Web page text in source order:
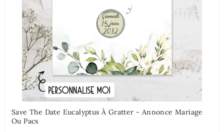
Save The Date Eucalyptus À Gratter - Annonce Mariage
Ou Pacs